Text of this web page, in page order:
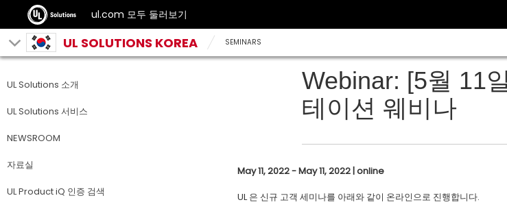
ul.com 모두 둘러보기
UL SOLUTIONS KOREA SEMINARS
UL Solutions 소개
UL Solutions 서비스
NEWSROOM
자료실
UL Product iQ 인증 검색
Webinar: [5월 11
테이션 웨비나
May 11, 2022 - May 11, 2022 | online
UL 은 신규 고객 세미나를 아래와 같이 온라인으로 진행합니다.